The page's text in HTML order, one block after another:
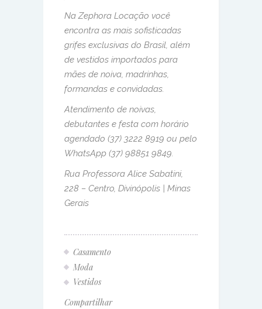
Na Zephora Locação você
encontra as mais sofisticadas
grifes exclusivas do Brasil, além
de vestidos importados para
mães de noiva, madrinhas,
formandas e convidadas.
Atendimento de noivas,
debutantes e festa com horário
agendado (37) 3222 8919 ou pelo
WhatsApp (37) 98851 9849.
Rua Professora Alice Sabatini,
228 – Centro, Divinópolis | Minas
Gerais
Casamento
Moda
Vestidos
Compartilhar